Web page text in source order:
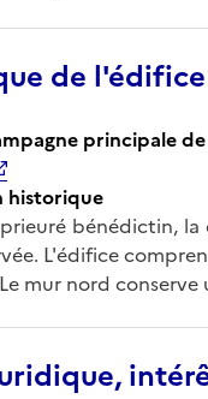
de l'édifice
principale
historique
bénédictin,
L'édifice
mur nord